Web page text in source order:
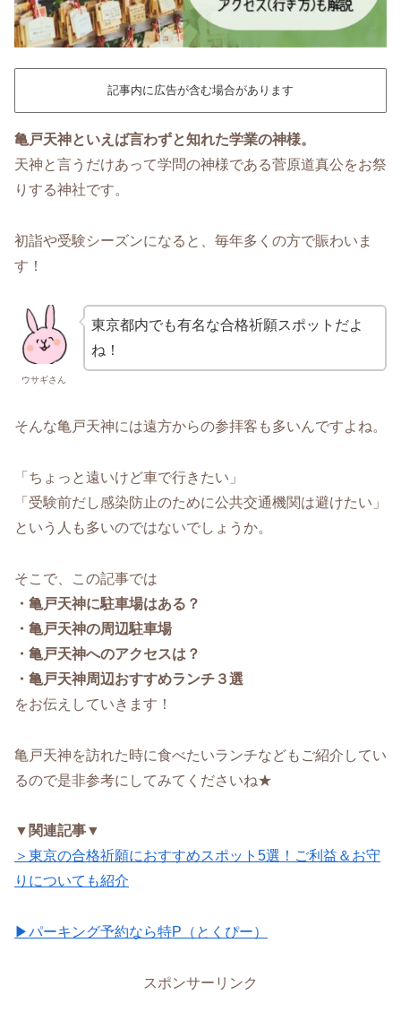
記事内に広告が含む場合があります
亀戸天神といえば言わずと知れた学業の神様。
天神と言うだけあって学問の神様である菅原道真公をお祭
りする神社です。
初詣や受験シーズンになると、毎年多くの方で賑わいま
す！
ウサギさん
東京都内でも有名な合格祈願スポットだよ
ね！
そんな亀戸天神には遠方からの参拝客も多いんですよね。
「ちょっと遠いけど車で行きたい」
「受験前だし感染防止のために公共交通機関は避けたい」
という人も多いのではないでしょうか。
そこで、この記事では
・亀戸天神に駐車場はある？
・亀戸天神の周辺駐車場
・亀戸天神へのアクセスは？
・亀戸天神周辺おすすめランチ３選
をお伝えしていきます！
亀戸天神を訪れた時に食べたいランチなどもご紹介してい
るので是非参考にしてみてくださいね★
▼関連記事▼
＞東京の合格祈願におすすめスポット5選！ご利益＆お守
りについても紹介
▶パーキング予約なら特P（とくぴー）
スポンサーリンク